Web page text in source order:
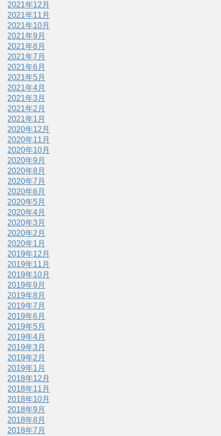
2021年12月
2021年11月
2021年10月
2021年9月
2021年8月
2021年7月
2021年6月
2021年5月
2021年4月
2021年3月
2021年2月
2021年1月
2020年12月
2020年11月
2020年10月
2020年9月
2020年8月
2020年7月
2020年6月
2020年5月
2020年4月
2020年3月
2020年2月
2020年1月
2019年12月
2019年11月
2019年10月
2019年9月
2019年8月
2019年7月
2019年6月
2019年5月
2019年4月
2019年3月
2019年2月
2019年1月
2018年12月
2018年11月
2018年10月
2018年9月
2018年8月
2018年7月